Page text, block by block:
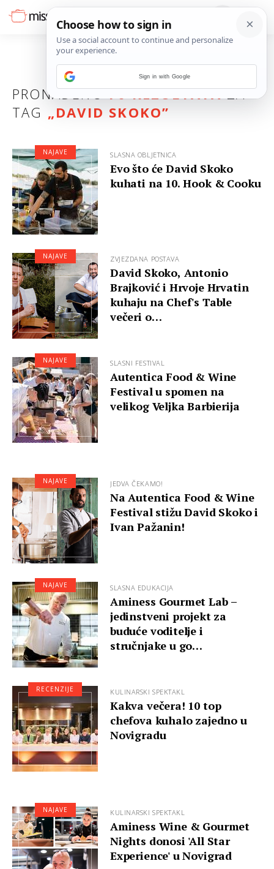
PRONAĐENO70 REZULTATAZA
TAG „DAVID SKOKO”
SLASNA OBLJETNICA
Evo što će David Skoko
kuhati na 10. Hook & Cooku
NAJAVE
ZVJEZDANA POSTAVA
David Skoko, Antonio
Brajković i Hrvoje Hrvatin
kuhaju na Chef's Table
večeri o…
NAJAVE
SLASNI FESTIVAL
Autentica Food & Wine
Festival u spomen na
velikog Veljka Barbierija
NAJAVE
JEDVA ČEKAMO!
Na Autentica Food & Wine
Festival stižu David Skoko i
Ivan Pažanin!
NAJAVE
SLASNA EDUKACIJA
Aminess Gourmet Lab –
jedinstveni projekt za
buduće voditelje i
stručnjake u go…
NAJAVE
KULINARSKI SPEKTAKL
Kakva večera! 10 top
chefova kuhalo zajedno u
Novigradu
RECENZIJE
KULINARSKI SPEKTAKL
Aminess Wine & Gourmet
Nights donosi 'All Star
Experience' u Novigrad
NAJAVE
Sign in with Google